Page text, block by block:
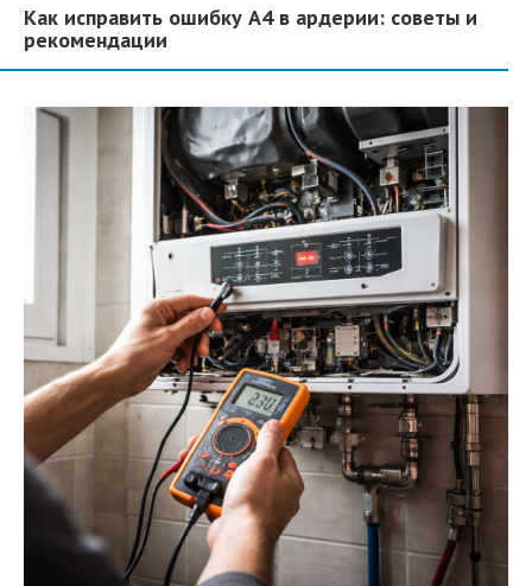
Как исправить ошибку A4 в ардерии: советы и
рекомендации